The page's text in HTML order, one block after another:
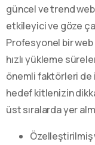
güncel ve trend
etkileyici ve göze
Profesyonel bir web
hızlı yükleme
önemli faktörleri de
hedef kitlenizin
üst sıralarda yer
Özelleştirilmiş